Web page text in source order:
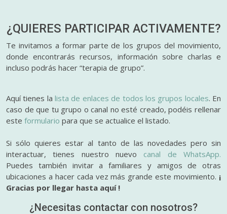
¿QUIERES PARTICIPAR ACTIVAMENTE?
Te invitamos a formar parte de los grupos del movimiento,
donde encontrarás recursos, información sobre charlas e
incluso podrás hacer “terapia de grupo”.
Aquí tienes lalista de enlaces de todos los grupos locales. En
caso de que tu grupo o canal no esté creado, podéis rellenar
este formulario para que se actualice el listado.
Si sólo quieres estar al tanto de las novedades pero sin
interactuar, tienes nuestro nuevo canal de WhatsApp.
Puedes también invitar a familiares y amigos de otras
ubicaciones a hacer cada vez más grande este movimiento. ¡
Gracias por llegar hasta aquí !
¿Necesitas contactar con nosotros?